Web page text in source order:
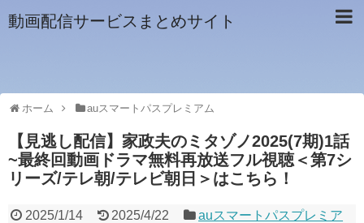
動画配信サービスまとめサイト
ホーム auスマートパスプレミアム
【見逃し配信】家政夫のミタゾノ2025(7期)1話
~最終回動画ドラマ無料再放送フル視聴＜第7シ
リーズ/テレ朝/テレビ朝日＞はこちら！
2025/1/14 2025/4/22
auスマートパスプレミア